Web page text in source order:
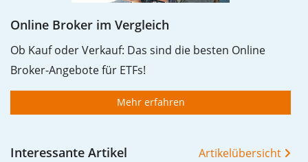
Online Broker im Vergleich
Ob Kauf oder Verkauf: Das sind die besten Online
Broker-Angebote für ETFs!
Mehr erfahren
Interessante Artikel Artikelübersicht